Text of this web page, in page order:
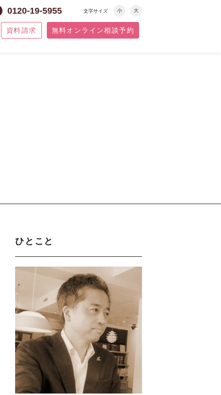
0120-19-5955 文字サイズ 小 大
資料請求 無料オンライン相談予約
ひとこと